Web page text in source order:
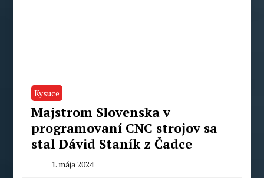
Kysuce
Majstrom Slovenska v
programovaní CNC strojov sa
stal Dávid Staník z Čadce
1. mája 2024